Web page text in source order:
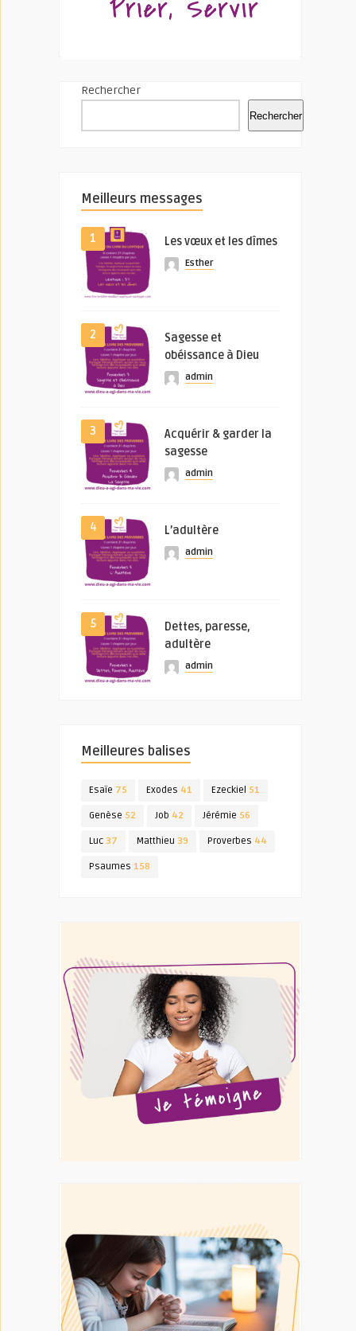
Rechercher
Rechercher
Meilleurs messages
1 Les vœux et les dîmes
Esther
2
Sagesse et
obéissance à Dieu
admin
3
Acquérir & garder la
sagesse
admin
4 L’adultère
admin
5
Dettes, paresse,
adultère
admin
Meilleures balises
Esaïe 75 Exodes 41 Ezeckiel 51
Genèse 52 Job 42 Jérémie 56
Luc 37 Matthieu 39 Proverbes 44
Psaumes 158